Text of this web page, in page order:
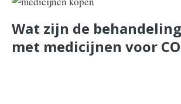
Wat zijn de
met medicijnen voor